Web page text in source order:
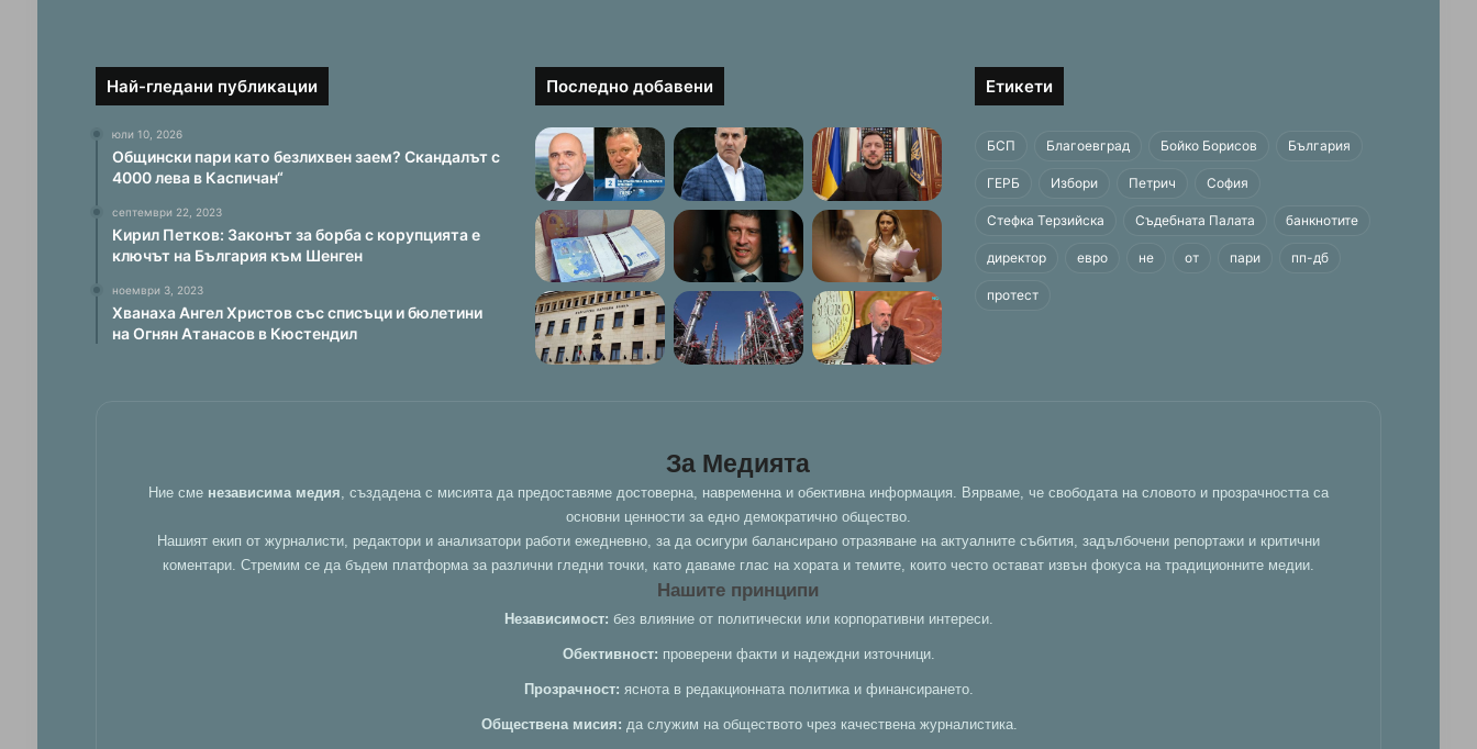
Най-гледани публикации
юли 10, 2026
Общински пари като безлихвен заем? Скандалът с
4000 лева в Каспичан“
септември 22, 2023
Кирил Петков: Законът за борба с корупцията е
ключът на България към Шенген
ноември 3, 2023
Хванаха Ангел Христов със списъци и бюлетини
на Огнян Атанасов в Кюстендил
Последно добавени Етикети
БСП Благоевград Бойко Борисов България
ГЕРБ Избори Петрич София
Стефка Терзийска Съдебната Палата банкнотите
директор евро не от пари пп-дб
протест
За Медията
Ние сме независима медия , създадена с мисията да предоставяме достоверна, навременна и обективна информация. Вярваме, че свободата на словото и прозрачността са
основни ценности за едно демократично общество.
Нашият екип от журналисти, редактори и анализатори работи ежедневно, за да осигури балансирано отразяване на актуалните събития, задълбочени репортажи и критични
коментари. Стремим се да бъдем платформа за различни гледни точки, като даваме глас на хората и темите, които често остават извън фокуса на традиционните медии.
Нашите принципи
Независимост: без влияние от политически или корпоративни интереси.
Обективност: проверени факти и надеждни източници.
Прозрачност: яснота в редакционната политика и финансирането.
Обществена мисия: да служим на обществото чрез качествена журналистика.